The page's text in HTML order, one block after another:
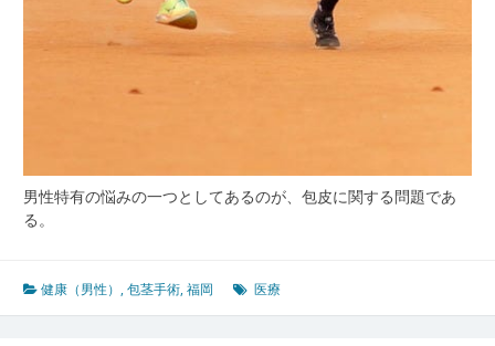
男性特有の悩みの一つとしてあるのが、包皮に関する問題であ
る。
健康（男性） ,包茎手術,福岡 医療